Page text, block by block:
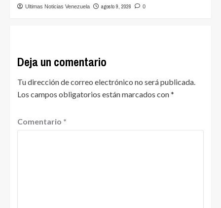
Ultimas Noticias Venezuela agosto 9, 2026 0
Deja un comentario
Tu dirección de correo electrónico no será publicada.
Los campos obligatorios están marcados con*
Comentario *